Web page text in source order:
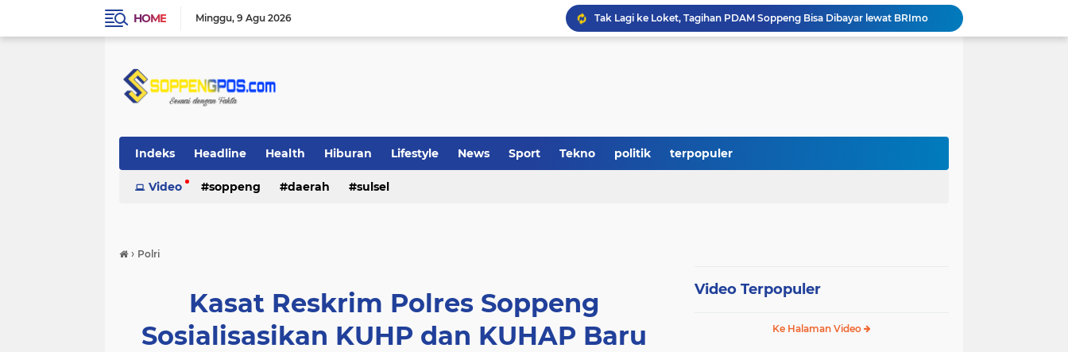
HOME Minggu 9 Agu 2026
Tak Lagi ke Loket, Tagihan PDAM Soppeng Bisa Dibayar lewat BRImo
Bupati Soppeng Hadiri Rakor BUMD dan BLUD Kemendagri di Makassar
Berpengalaman di Ditreskrimsus dan Bareskrim, AKBP Hari Budiyanto Nahkodai Polres Soppeng
Indeks Headline Health Hiburan Lifestyle News Sport Tekno politik terpopuler
Video soppeng daerah sulsel
› Polri
Kasat Reskrim Polres Soppeng
Sosialisasikan KUHP dan KUHAP Baru
Video Terpopuler
Ke Halaman Video